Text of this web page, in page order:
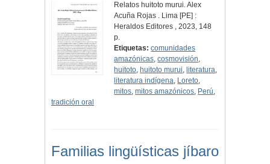
Relatos huitoto murui. Alex
Acuña Rojas . Lima [PE] :
Heraldos Editores , 2023, 148
p.
Etiquetas: comunidades
amazónicas,cosmovisión,
huitoto, huitoto murui, literatura,
literatura indígena, Loreto,
mitos,mitos amazónicos, Perú,
tradición oral
Familias lingüísticas jíbaro